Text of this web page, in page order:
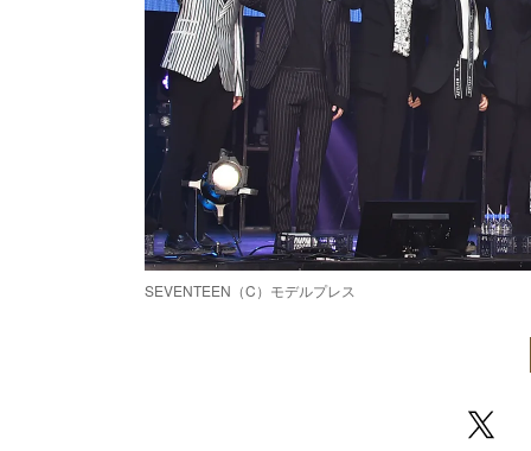
SEVENTEEN（C）モデルプレス